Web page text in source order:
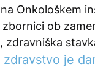
Onkološkem
ob
zdravniška
zdravstvo je